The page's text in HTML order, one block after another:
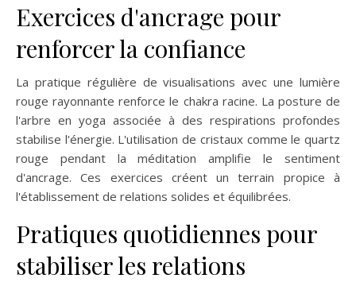
Exercices d'ancrage pour
renforcer la confiance
La pratique régulière de visualisations avec une lumière
rouge rayonnante renforce le chakra racine. La posture de
l'arbre en yoga associée à des respirations profondes
stabilise l'énergie. L'utilisation de cristaux comme le quartz
rouge pendant la méditation amplifie le sentiment
d'ancrage. Ces exercices créent un terrain propice à
l'établissement de relations solides et équilibrées.
Pratiques quotidiennes pour
stabiliser les relations